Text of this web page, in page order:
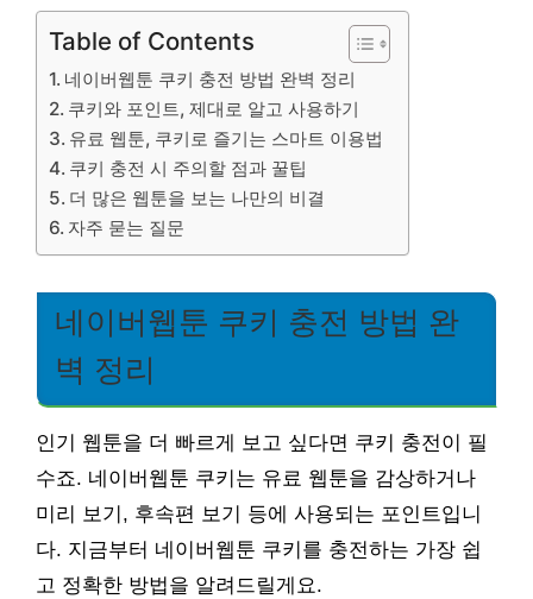
Table of Contents
네이버웹툰 쿠키 충전 방법 완벽 정리
쿠키와 포인트, 제대로 알고 사용하기
유료 웹툰, 쿠키로 즐기는 스마트 이용법
쿠키 충전 시 주의할 점과 꿀팁
더 많은 웹툰을 보는 나만의 비결
자주 묻는 질문
네이버웹툰 쿠키 충전 방법 완
벽 정리
인기 웹툰을 더 빠르게 보고 싶다면 쿠키 충전이 필
수죠. 네이버웹툰 쿠키는 유료 웹툰을 감상하거나
미리 보기, 후속편 보기 등에 사용되는 포인트입니
다. 지금부터 네이버웹툰 쿠키를 충전하는 가장 쉽
고 정확한 방법을 알려드릴게요.